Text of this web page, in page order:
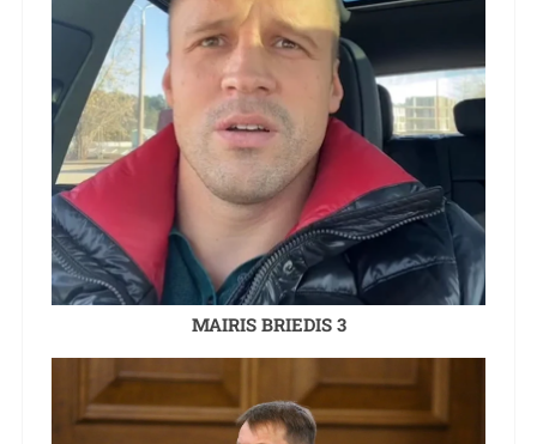
MAIRIS BRIEDIS 3